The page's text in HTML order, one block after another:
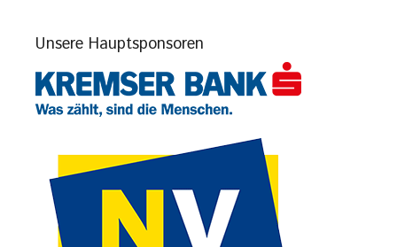
Unsere Hauptsponsoren